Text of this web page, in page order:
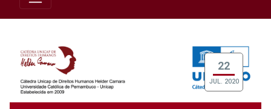
22
JUL. 2020